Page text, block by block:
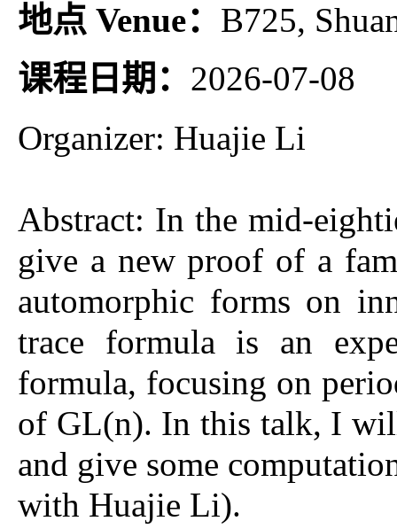
地点 Venue： B725,
课程日期： 2026-07-08
Organizer: Huajie Li
Abstract: In the mid-
give a new proof of a
automorphic forms on
trace formula is an
formula, focusing on
of GL(n). In this talk, I
and give some
with Huajie Li).